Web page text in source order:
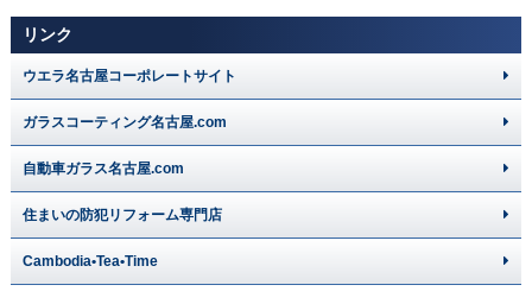
リンク
ウエラ名古屋コーポレートサイト
ガラスコーティング名古屋.com
自動車ガラス名古屋.com
住まいの防犯リフォーム専門店
Cambodia•Tea•Time